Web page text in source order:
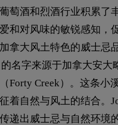
萄酒和烈酒行业积累了
和对风味的敏锐感知，
拿大风土特色的威士忌
的名字来源于加拿大安大
Creek）。这条小
着自然与风土的结合。
递出威士忌与自然环境